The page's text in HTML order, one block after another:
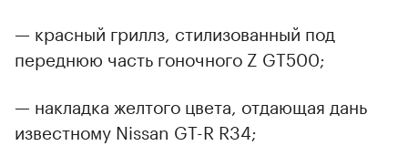
— красный гриллз, стилизованный под
переднюю часть гоночного Z GT500;
— накладка желтого цвета, отдающая дань
известному Nissan GT-R R34;